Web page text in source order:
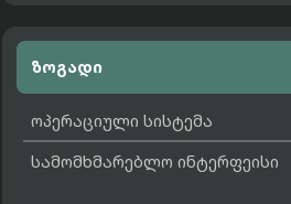
ზოგადი
ოპერაციული სისტემა
სამომხმარებლო ინტერფეისი